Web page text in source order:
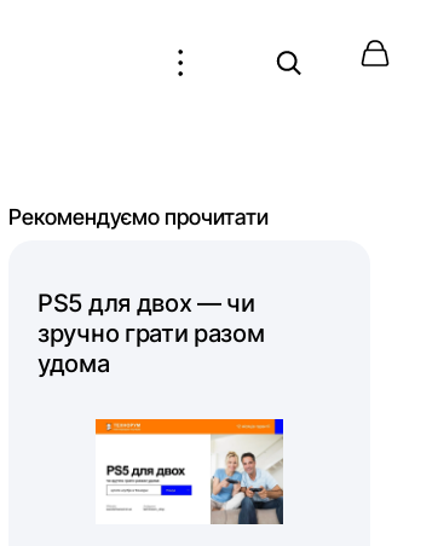
Рекомендуємо прочитати
PS5 для двох — чи
зручно грати разом
удома